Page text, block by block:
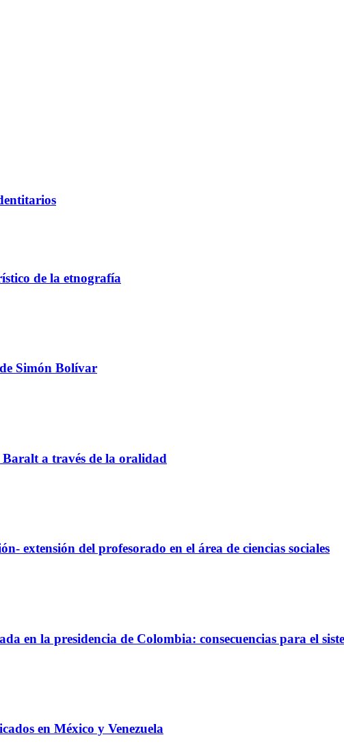
de la etnografía
Simón Bolívar
a través de la oralidad
extensión del profesorado en el área de ciencias sociales
en la presidencia de Colombia: consecuencias para el
en México y Venezuela